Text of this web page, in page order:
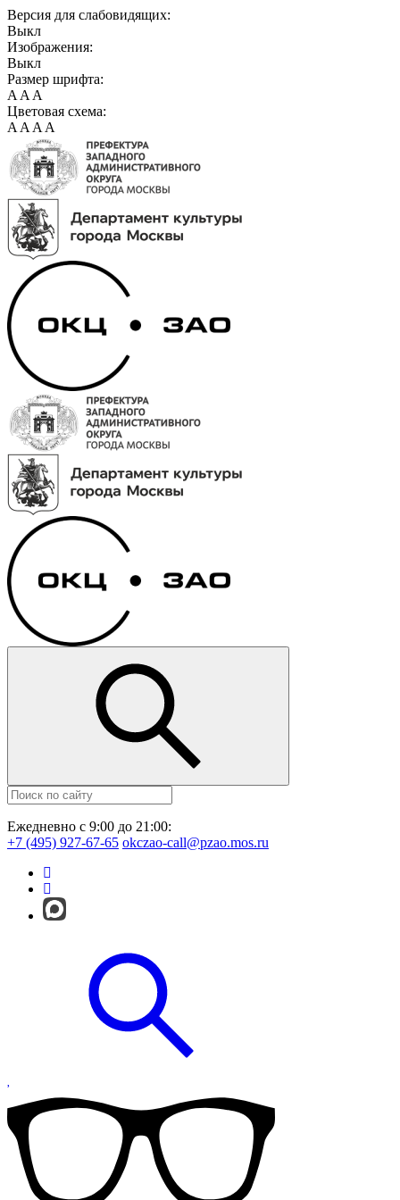
Версия для слабовидящих:
Выкл
Изображения:
Выкл
Размер шрифта:
A A A
Цветовая схема:
A A A A
Ежедневно с 9:00 до 21:00:
+7 (495) 927-67-65 okczao-call@pzao.mos.ru